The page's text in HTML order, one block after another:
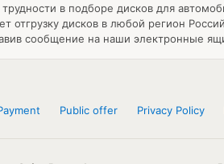
в подборе дисков для
отгрузку дисков в любой регион
сообщение на наши электронные
Public offer Privacy Policy